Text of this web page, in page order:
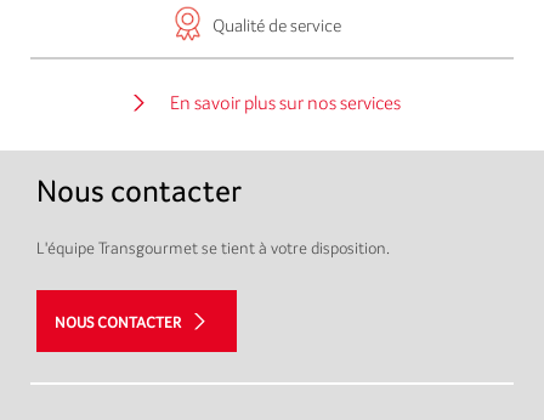
Qualité de service
En savoir plus sur nos services
Nous contacter
L'équipe Transgourmet se tient à votre disposition.
NOUS CONTACTER